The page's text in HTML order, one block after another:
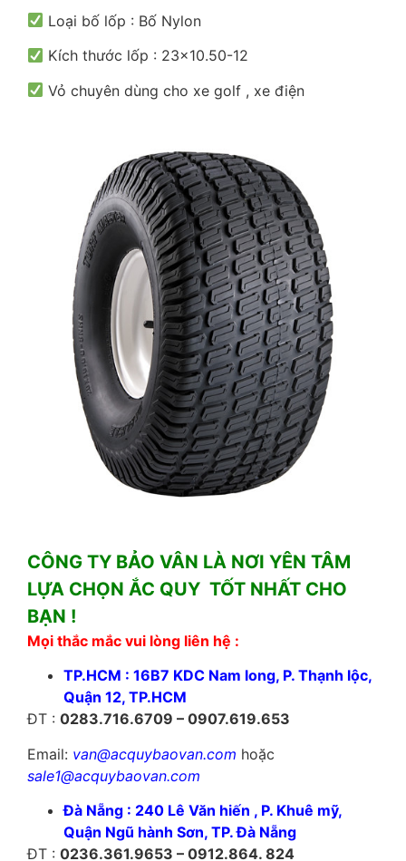
Loại bố lốp : Bố Nylon
Kích thước lốp : 23×10.50-12
Vỏ chuyên dùng cho xe golf , xe điện
CÔNG TY BẢO VÂN LÀ NƠI YÊN TÂM
LỰA CHỌN ẮC QUY TỐT NHẤT CHO
BẠN !
Mọi thắc mắc vui lòng liên hệ :
TP.HCM : 16B7 KDC Nam long, P. Thạnh lộc,
Quận 12, TP.HCM
ĐT : 0283.716.6709 – 0907.619.653
Email: van@acquybaovan.com hoặc
sale1@acquybaovan.com
Đà Nẵng : 240 Lê Văn hiến , P. Khuê mỹ,
Quận Ngũ hành Sơn, TP. Đà Nẵng
ĐT : 0236.361.9653 – 0912.864. 824